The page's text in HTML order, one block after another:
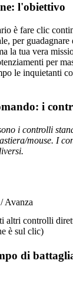
l'obiettivo
è fare clic
per guadagnare
la tua vera
per
le inquietanti
i
i controlli
mouse. I
Avanza
altri controlli
è sul clic)
di